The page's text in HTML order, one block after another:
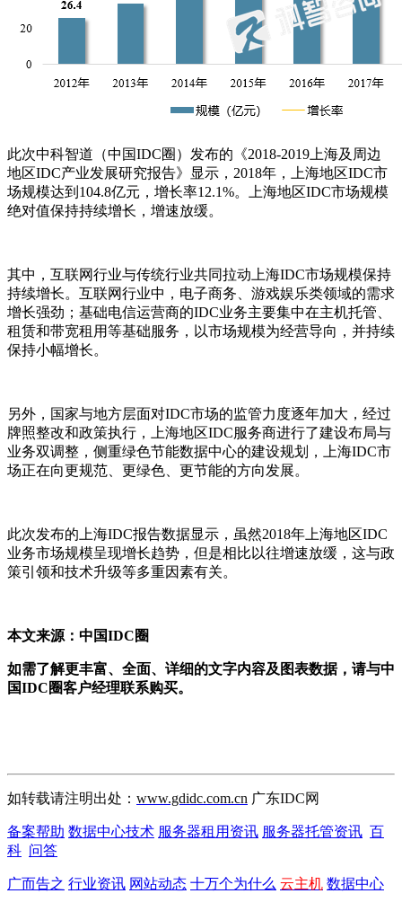
此次中科智道（中国IDC圈）发布的《2018-2019上海及周边
地区IDC产业发展研究报告》显示，2018年，上海地区IDC市
场规模达到104.8亿元，增长率12.1%。上海地区IDC市场规模
绝对值保持持续增长，增速放缓。
其中，互联网行业与传统行业共同拉动上海IDC市场规模保持
持续增长。互联网行业中，电子商务、游戏娱乐类领域的需求
增长强劲；基础电信运营商的IDC业务主要集中在主机托管、
租赁和带宽租用等基础服务，以市场规模为经营导向，并持续
保持小幅增长。
另外，国家与地方层面对IDC市场的监管力度逐年加大，经过
牌照整改和政策执行，上海地区IDC服务商进行了建设布局与
业务双调整，侧重绿色节能数据中心的建设规划，上海IDC市
场正在向更规范、更绿色、更节能的方向发展。
此次发布的上海IDC报告数据显示，虽然2018年上海地区IDC
业务市场规模呈现增长趋势，但是相比以往增速放缓，这与政
策引领和技术升级等多重因素有关。
本文来源：中国IDC圈
如需了解更丰富、全面、详细的文字内容及图表数据，请与中
国IDC圈客户经理联系购买。
如转载请注明出处： www.gdidc.com.cn 广东IDC网
备案帮助 数据中心技术 服务器租用资讯 服务器托管资讯 百
科 问答
广而告之 行业资讯 网站动态 十万个为什么 云主机 数据中心